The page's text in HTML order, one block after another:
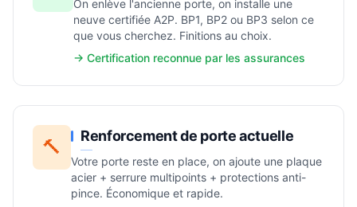
On enlève l'ancienne porte, on installe une
neuve certifiée A2P. BP1, BP2 ou BP3 selon ce
que vous cherchez. Finitions au choix.
→ Certification reconnue par les assurances
🔨 Renforcement de porte actuelle
Votre porte reste en place, on ajoute une plaque
acier + serrure multipoints + protections anti-
pince. Économique et rapide.